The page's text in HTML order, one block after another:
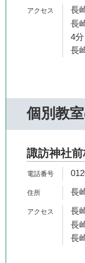
長
長
4分
長
個別教
諏訪神社
長
長
長
長